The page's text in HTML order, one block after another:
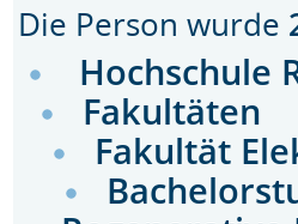
Die Person wurde
Hochschule
Fakultäten
Fakultät